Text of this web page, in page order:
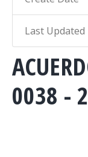
Last Updated
0038 -